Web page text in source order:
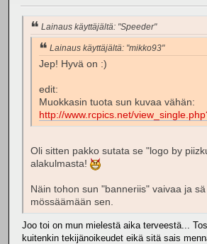
Lainaus käyttäjältä: "Speeder"
Lainaus käyttäjältä: "mikko93"
Jep! Hyvä on :)
edit:
Muokkasin tuota sun kuvaa vähän:
http://www.rcpics.net/
Oli sitten pakko sutata se "logo by
alakulmasta!
Näin tohon sun "banneriis" vaivaa ja
mössäämään sen.
Joo toi on mun mielestä aika terveestä...
kuitenkin tekijänoikeudet eikä sitä sais